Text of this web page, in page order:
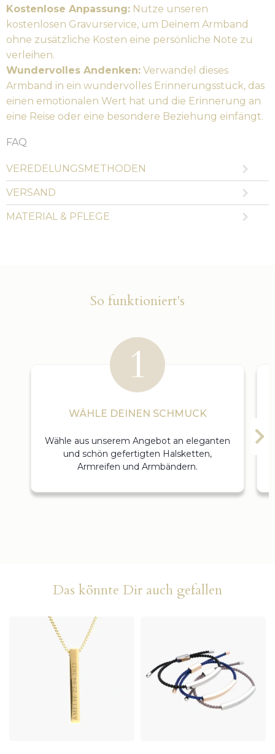
Kostenlose Anpassung: Nutze unseren
kostenlosen Gravurservice, um Deinem Armband
ohne zusätzliche Kosten eine persönliche Note zu
verleihen.
Wundervolles Andenken: Verwandel dieses
Armband in ein wundervolles Erinnerungsstück, das
einen emotionalen Wert hat und die Erinnerung an
eine Reise oder eine besondere Beziehung einfängt.
FAQ
VEREDELUNGSMETHODEN
VERSAND
MATERIAL & PFLEGE
So funktioniert's
WÄHLE DEINEN SCHMUCK
Wähle aus unserem Angebot an eleganten
und schön gefertigten Halsketten,
Armreifen und Armbändern.
Das könnte Dir auch gefallen